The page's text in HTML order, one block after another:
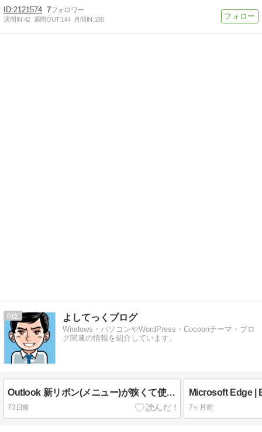
2121574 7
週間IN:42 週間OUT:144 月間IN:180
6 よしてっくブログ
Windows・パソコンやWordPress・Cocoonテーマ・ブロ
グ関連の情報を紹介しています。
Outlook 新リボン(メニュー)が狭くて使いにくい｜広いクラシックリボンに戻す方法
73日前 7ヶ月前